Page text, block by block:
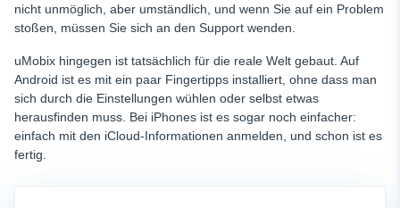
nicht unmöglich, aber umständlich, und wenn Sie auf ein Problem
stoßen, müssen Sie sich an den Support wenden.
uMobix hingegen ist tatsächlich für die reale Welt gebaut. Auf
Android ist es mit ein paar Fingertipps installiert, ohne dass man
sich durch die Einstellungen wühlen oder selbst etwas
herausfinden muss. Bei iPhones ist es sogar noch einfacher:
einfach mit den iCloud-Informationen anmelden, und schon ist es
fertig.